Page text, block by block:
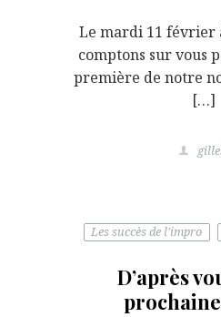
Le mardi 11 février
comptons sur vous
première de notre
[…]
Les succès de l'impro
D’après